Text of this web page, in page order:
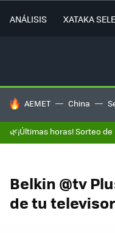
ANÁLISIS XATAKA
HOY SE HABLA DE
AEMET China
🌿¡Últimas horas! Sorteo
Belkin @tv
de tu